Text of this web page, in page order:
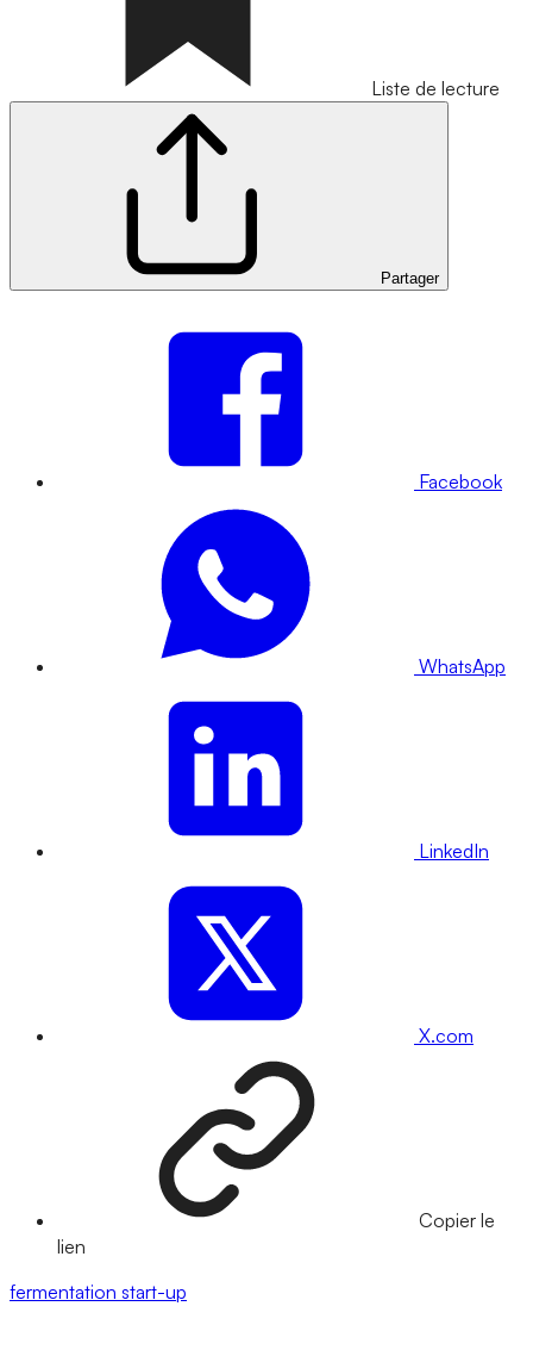
Liste de lecture
Partager
Facebook
WhatsApp
LinkedIn
X.com
Copier le
lien
fermentation start-up